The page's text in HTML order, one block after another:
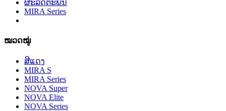
ຜະລິດຕະພັນ
MIRA Series
ໝວດໝູ່
ສີແດງ
MIRA S
MIRA Series
NOVA Super
NOVA Elite
NOVA Series